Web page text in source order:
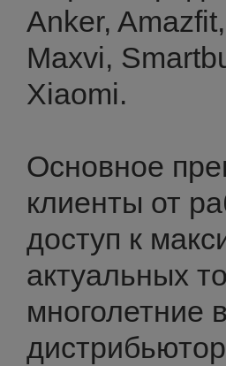
Anker,
Maxvi,
Xiaomi.
Основное
клиенты от
доступ к
актуальных
многолетние